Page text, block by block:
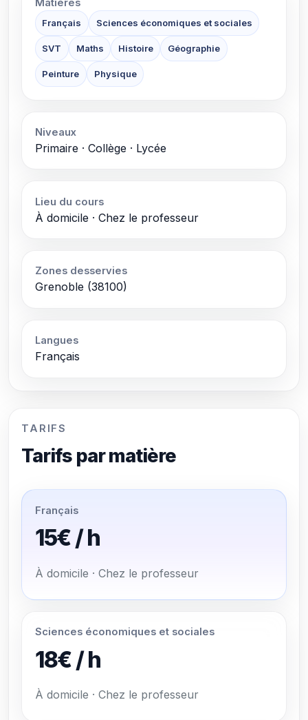
Matières
Français Sciences économiques et sociales
SVT Maths Histoire Géographie
Peinture Physique
Niveaux
Primaire · Collège · Lycée
Lieu du cours
À domicile · Chez le professeur
Zones desservies
Grenoble (38100)
Langues
Français
TARIFS
Tarifs par matière
Français
15€ / h
À domicile · Chez le professeur
Sciences économiques et sociales
18€ / h
À domicile · Chez le professeur